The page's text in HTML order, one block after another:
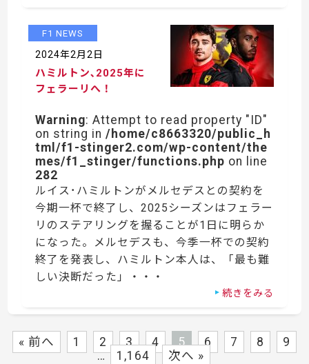
F1 NEWS
2024年2月2日
ハミルトン､2025年に
フェラーリへ！
Warning: Attempt to read property "ID"
on string in/home/c8663320/public_h
tml/f1-stinger2.com/wp-content/the
mes/f1_stinger/functions.php on line
282
ルイス･ハミルトンがメルセデスとの契約を
今期一杯で終了し、2025シーズンはフェラー
リのステアリングを握ることが1日に明らか
になった。メルセデスも、今季一杯での契約
終了を発表し、ハミルトン本人は、「最も難
しい決断だった」・・・
続きをみる
« 前へ 1 2 3 4 5 6 7 8
9
…
1,164 次へ »